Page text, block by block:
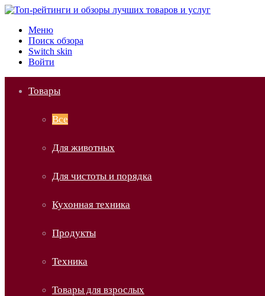
Меню
Поиск обзора
Switch skin
Войти
Товары
Все
Для животных
Для чистоты и порядка
Кухонная техника
Продукты
Техника
Товары для взрослых